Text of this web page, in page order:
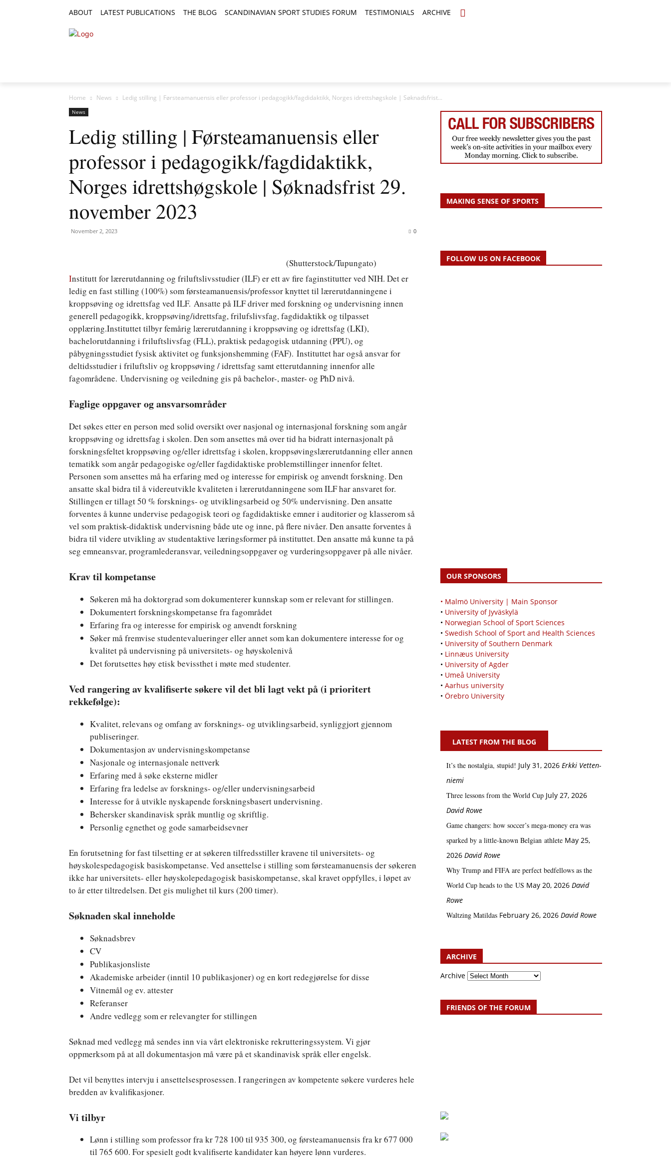
ABOUT LATEST PUBLICATIONS THE BLOG SCANDINAVIAN SPORT STUDIES FORUM TESTIMONIALS ARCHIVE
Home News Ledig stilling | Førsteamanuensis eller professor i pedagogikk/fagdidaktikk, Norges idrettshøgskole | Søknadsfrist...
News
Ledig stilling | Førsteamanuensis eller
professor i pedagogikk/fagdidaktikk,
Norges idrettshøgskole | Søknadsfrist 29.
november 2023
November 2, 2023 0
(Shutterstock/Tupungato)
Institutt for lærerutdanning og friluftslivsstudier (ILF) er ett av fire faginstitutter ved NIH. Det er
ledig en fast stilling (100%) som førsteamanuensis/professor knyttet til lærerutdanningene i
kroppsøving og idrettsfag ved ILF. Ansatte på ILF driver med forskning og undervisning innen
generell pedagogikk, kroppsøving/idrettsfag, frilufslivsfag, fagdidaktikk og tilpasset
opplæring.Instituttet tilbyr femårig lærerutdanning i kroppsøving og idrettsfag (LKI),
bachelorutdanning i friluftslivsfag (FLL), praktisk pedagogisk utdanning (PPU), og
påbygningsstudiet fysisk aktivitet og funksjonshemming (FAF). Instituttet har også ansvar for
deltidsstudier i friluftsliv og kroppsøving / idrettsfag samt etterutdanning innenfor alle
fagområdene. Undervisning og veiledning gis på bachelor-, master- og PhD nivå.
Faglige oppgaver og ansvarsområder
Det søkes etter en person med solid oversikt over nasjonal og internasjonal forskning som angår
kroppsøving og idrettsfag i skolen. Den som ansettes må over tid ha bidratt internasjonalt på
forskningsfeltet kroppsøving og/eller idrettsfag i skolen, kroppsøvingslærerutdanning eller annen
tematikk som angår pedagogiske og/eller fagdidaktiske problemstillinger innenfor feltet.
Personen som ansettes må ha erfaring med og interesse for empirisk og anvendt forskning. Den
ansatte skal bidra til å videreutvikle kvaliteten i lærerutdanningene som ILF har ansvaret for.
Stillingen er tillagt 50 % forsknings- og utviklingsarbeid og 50% undervisning. Den ansatte
forventes å kunne undervise pedagogisk teori og fagdidaktiske emner i auditorier og klasserom så
vel som praktisk-didaktisk undervisning både ute og inne, på flere nivåer. Den ansatte forventes å
bidra til videre utvikling av studentaktive læringsformer på instituttet. Den ansatte må kunne ta på
seg emneansvar, programlederansvar, veiledningsoppgaver og vurderingsoppgaver på alle nivåer.
Krav til kompetanse
Søkeren må ha doktorgrad som dokumenterer kunnskap som er relevant for stillingen.
Dokumentert forskningskompetanse fra fagområdet
Erfaring fra og interesse for empirisk og anvendt forskning
Søker må fremvise studentevalueringer eller annet som kan dokumentere interesse for og
kvalitet på undervisning på universitets- og høyskolenivå
Det forutsettes høy etisk bevissthet i møte med studenter.
Ved rangering av kvalifiserte søkere vil det bli lagt vekt på (i prioritert
rekkefølge):
Kvalitet, relevans og omfang av forsknings- og utviklingsarbeid, synliggjort gjennom
publiseringer.
Dokumentasjon av undervisningskompetanse
Nasjonale og internasjonale nettverk
Erfaring med å søke eksterne midler
Erfaring fra ledelse av forsknings- og/eller undervisningsarbeid
Interesse for å utvikle nyskapende forskningsbasert undervisning.
Behersker skandinavisk språk muntlig og skriftlig.
Personlig egnethet og gode samarbeidsevner
En forutsetning for fast tilsetting er at søkeren tilfredsstiller kravene til universitets- og
høyskolespedagogisk basiskompetanse. Ved ansettelse i stilling som førsteamanuensis der søkeren
ikke har universitets- eller høyskolepedagogisk basiskompetanse, skal kravet oppfylles, i løpet av
to år etter tiltredelsen. Det gis mulighet til kurs (200 timer).
Søknaden skal inneholde
Søknadsbrev
CV
Publikasjonsliste
Akademiske arbeider (inntil 10 publikasjoner) og en kort redegjørelse for disse
Vitnemål og ev. attester
Referanser
Andre vedlegg som er relevangter for stillingen
Søknad med vedlegg må sendes inn via vårt elektroniske rekrutteringssystem. Vi gjør
oppmerksom på at all dokumentasjon må være på et skandinavisk språk eller engelsk.
Det vil benyttes intervju i ansettelsesprosessen. I rangeringen av kompetente søkere vurderes hele
bredden av kvalifikasjoner.
Vi tilbyr
Lønn i stilling som professor fra kr 728 100 til 935 300, og førsteamanuensis fra kr 677 000
til 765 600. For spesielt godt kvalifiserte kandidater kan høyere lønn vurderes.
MAKING SENSE OF SPORTS
FOLLOW US ON FACEBOOK
OUR SPONSORS
• Malmö University | Main Sponsor
• University of Jyväskylä
• Norwegian School of Sport Sciences
• Swedish School of Sport and Health Sciences
• University of Southern Denmark
• Linnæus University
• University of Agder
• Umeå University
• Aarhus university
• Örebro University
LATEST FROM THE BLOG
It’s the nostalgia, stupid! July 31, 2026 Erkki Vetten­­
niemi
Three lessons from the World Cup July 27, 2026
David Rowe
Game changers: how soccer’s mega‑money era was
sparked by a little‑known Belgian athlete May 25,
2026 David Rowe
Why Trump and FIFA are perfect bedfellows as the
World Cup heads to the US May 20, 2026 David
Rowe
Waltzing Matildas February 26, 2026 David Rowe
ARCHIVE
Archive
FRIENDS OF THE FORUM